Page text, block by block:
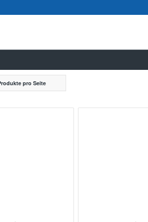
pro Seite